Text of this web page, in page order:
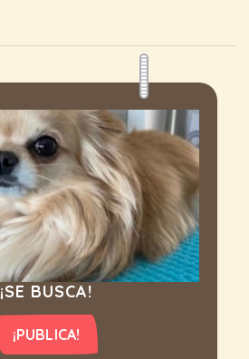
¡SE BUSCA!
¡PUBLICA!